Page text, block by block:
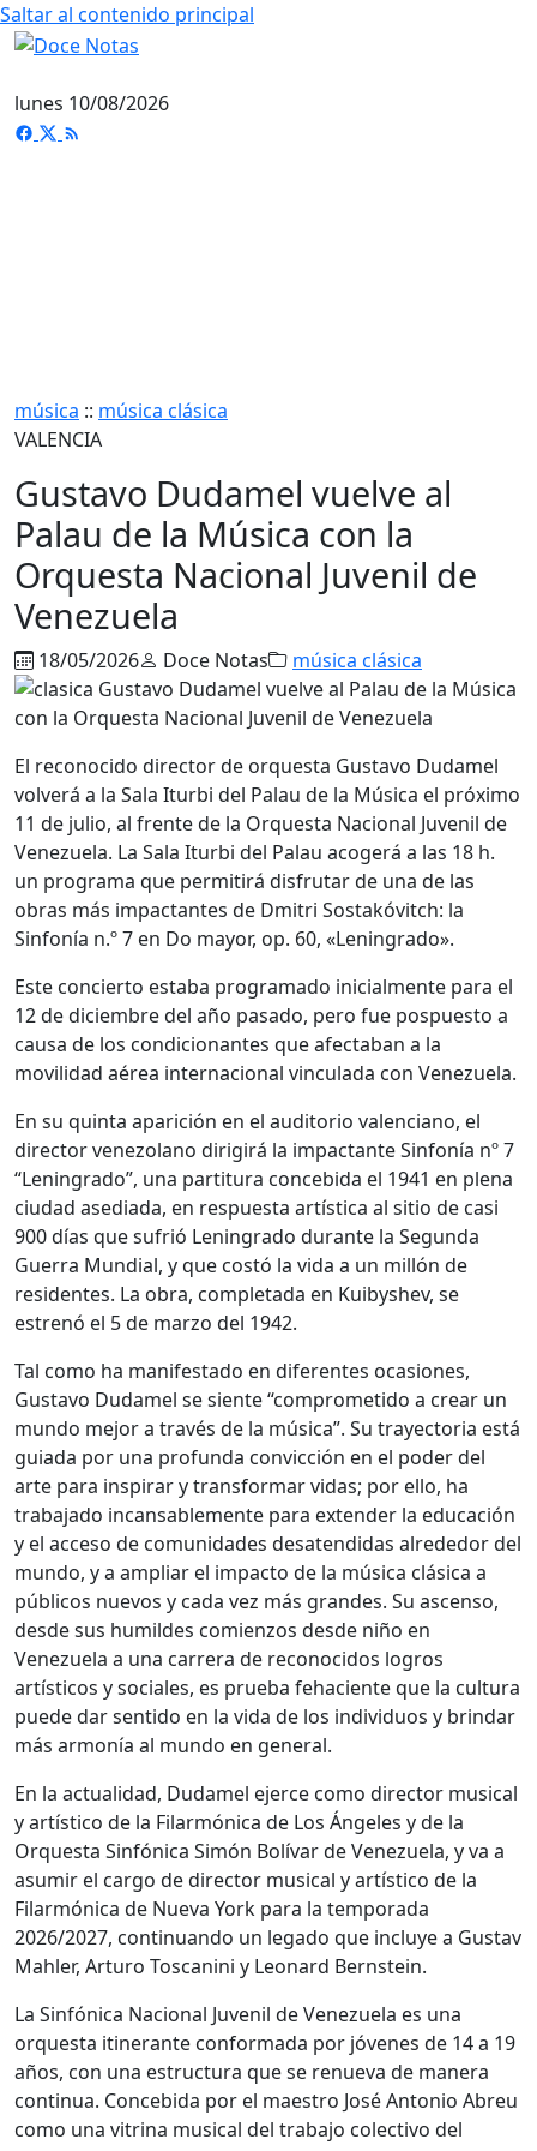
Saltar al contenido principal
lunes 10/08/2026
música :: música clásica
VALENCIA
Gustavo Dudamel vuelve al
Palau de la Música con la
Orquesta Nacional Juvenil de
Venezuela
18/05/2026 Doce Notas música clásica
El reconocido director de orquesta Gustavo Dudamel
volverá a la Sala Iturbi del Palau de la Música el próximo
11 de julio, al frente de la Orquesta Nacional Juvenil de
Venezuela. La Sala Iturbi del Palau acogerá a las 18 h.
un programa que permitirá disfrutar de una de las
obras más impactantes de Dmitri Sostakóvitch: la
Sinfonía n.º 7 en Do mayor, op. 60, «Leningrado».
Este concierto estaba programado inicialmente para el
12 de diciembre del año pasado, pero fue pospuesto a
causa de los condicionantes que afectaban a la
movilidad aérea internacional vinculada con Venezuela.
En su quinta aparición en el auditorio valenciano, el
director venezolano dirigirá la impactante Sinfonía nº 7
“Leningrado”, una partitura concebida el 1941 en plena
ciudad asediada, en respuesta artística al sitio de casi
900 días que sufrió Leningrado durante la Segunda
Guerra Mundial, y que costó la vida a un millón de
residentes. La obra, completada en Kuibyshev, se
estrenó el 5 de marzo del 1942.
Tal como ha manifestado en diferentes ocasiones,
Gustavo Dudamel se siente “comprometido a crear un
mundo mejor a través de la música”. Su trayectoria está
guiada por una profunda convicción en el poder del
arte para inspirar y transformar vidas; por ello, ha
trabajado incansablemente para extender la educación
y el acceso de comunidades desatendidas alrededor del
mundo, y a ampliar el impacto de la música clásica a
públicos nuevos y cada vez más grandes. Su ascenso,
desde sus humildes comienzos desde niño en
Venezuela a una carrera de reconocidos logros
artísticos y sociales, es prueba fehaciente que la cultura
puede dar sentido en la vida de los individuos y brindar
más armonía al mundo en general.
En la actualidad, Dudamel ejerce como director musical
y artístico de la Filarmónica de Los Ángeles y de la
Orquesta Sinfónica Simón Bolívar de Venezuela, y va a
asumir el cargo de director musical y artístico de la
Filarmónica de Nueva York para la temporada
2026/2027, continuando un legado que incluye a Gustav
Mahler, Arturo Toscanini y Leonard Bernstein.
La Sinfónica Nacional Juvenil de Venezuela es una
orquesta itinerante conformada por jóvenes de 14 a 19
años, con una estructura que se renueva de manera
continua. Concebida por el maestro José Antonio Abreu
como una vitrina musical del trabajo colectivo del